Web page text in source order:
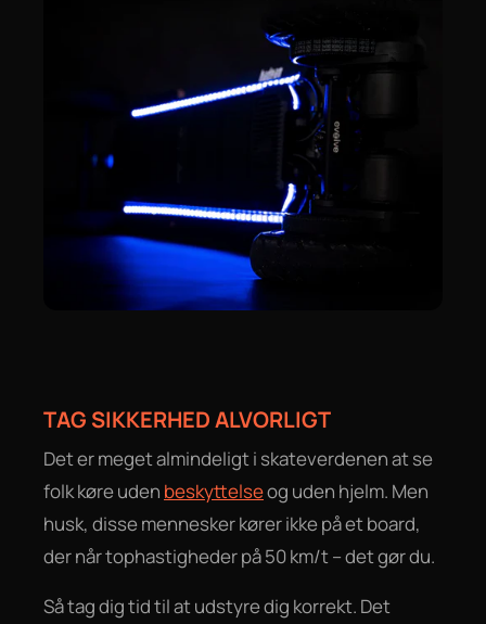
TAG SIKKERHED ALVORLIGT
Det er meget almindeligt i skateverdenen at se
folk køre uden beskyttelseog uden hjelm. Men
husk, disse mennesker kører ikke på et board,
der når tophastigheder på 50 km/t – det gør du.
Så tag dig tid til at udstyre dig korrekt. Det